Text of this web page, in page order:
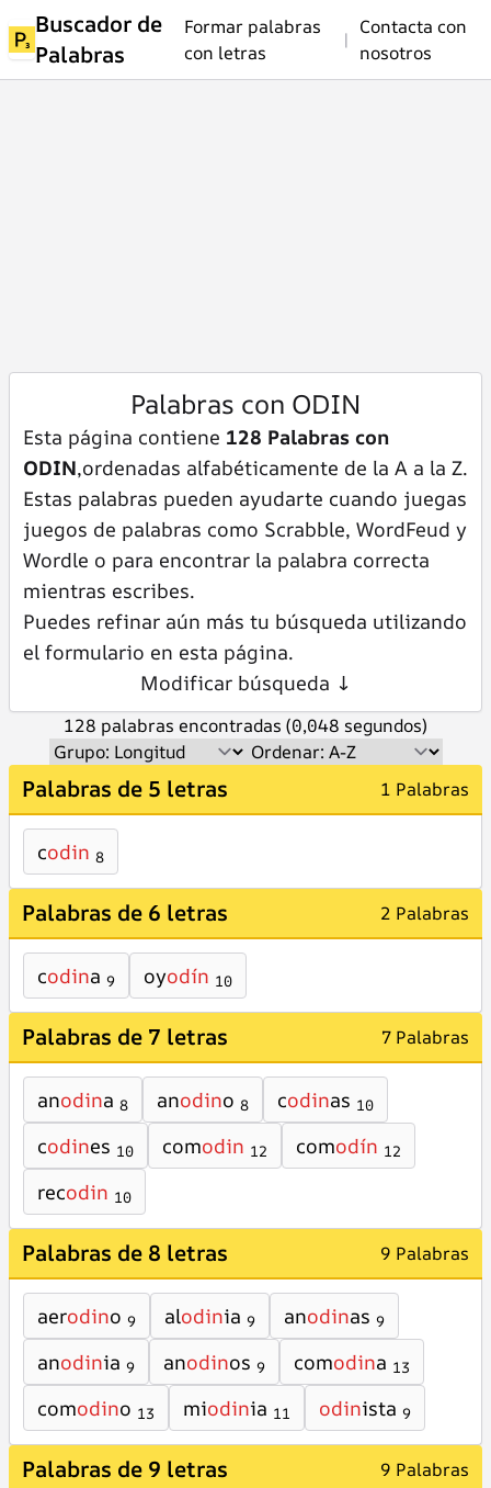
Buscador de
Palabras
Formar palabras
con letras
|
Contacta con
nosotros
Palabras con ODIN
Esta página contiene 128 Palabras con
ODIN,ordenadas alfabéticamente de la A a la Z.
Estas palabras pueden ayudarte cuando juegas
juegos de palabras como Scrabble, WordFeud y
Wordle o para encontrar la palabra correcta
mientras escribes.
Puedes refinar aún más tu búsqueda utilizando
el formulario en esta página.
Modificar búsqueda ↓
128 palabras encontradas (0,048 segundos)
Palabras de 5 letras 1 Palabras
codin 8
Palabras de 6 letras 2 Palabras
codina 9 oyodín 10
Palabras de 7 letras 7 Palabras
anodina 8 anodino 8 codinas 10
codines 10 comodin 12 comodín 12
recodin 10
Palabras de 8 letras 9 Palabras
aerodino 9 alodinia 9 anodinas 9
anodinia 9 anodinos 9 comodina 13
comodino 13 miodinia 11 odinista 9
Palabras de 9 letras 9 Palabras